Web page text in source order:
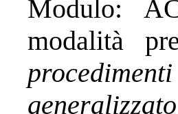
Modulo:
modalità